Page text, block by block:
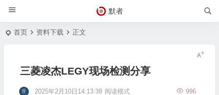
默者
首页 资料下载 正文
三菱凌杰LEGY现场检测分享
2025年2月10日14:13:38 996
阅读模式